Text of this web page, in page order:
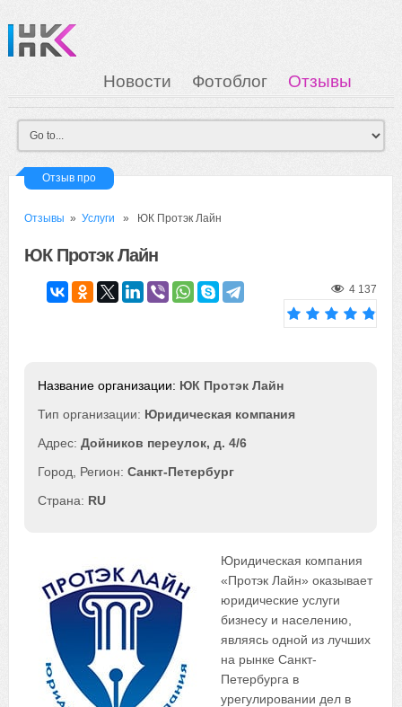
Новости Фотоблог
Отзывы
Загрузка
Мои Картинки Вход
Отзыв про
Отзывы »Услуги » ЮК Протэк Лайн
ЮК Протэк Лайн
4 137
ЮК Протэк Лайн
Юридическая компания
Дойников переулок, д. 4/6
Санкт-Петербург
RU
Юридическая компания
«Протэк Лайн» оказывает
юридические услуги
бизнесу и населению,
являясь одной из лучших
на рынке Санкт-
Петербурга в
урегулировании дел в